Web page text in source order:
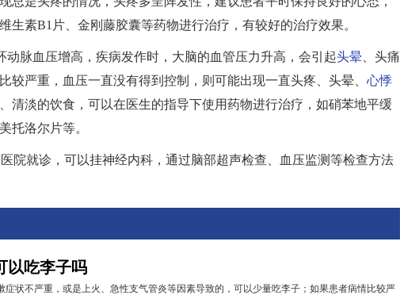
生素B1片、金刚藤胶囊等药物进行治疗，有较好的治疗效果。
动脉血压增高，疾病发作时，大脑的血管压力升高，会引起头晕 、头痛
较严重，血压一直没有得到控制，则可能出现一直头疼、头晕、 心悸
清淡的饮食，可以在医生的指导下使用药物进行治疗，如硝苯地平缓
托洛尔片等。
院就诊，可以挂神经内科，通过脑部超声检查、血压监测等检查方法
以吃李子吗
症状不严重，或是上火、急性支气管炎等因素导致的，可以少量吃李子；如果患者病情比较严